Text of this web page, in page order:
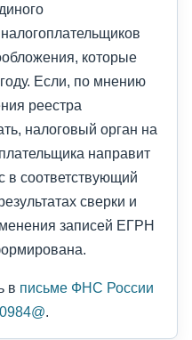
которые
Если, по мнению
реестра
налоговый орган на
направит
в соответствующий
сверки и
записей ЕГРН
в письме ФНС России
.